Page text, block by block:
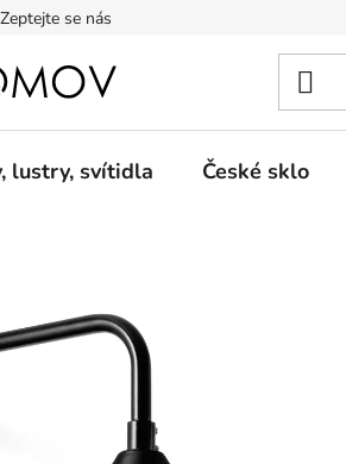
Zeptejte se nás
lustry, svítidla České sklo